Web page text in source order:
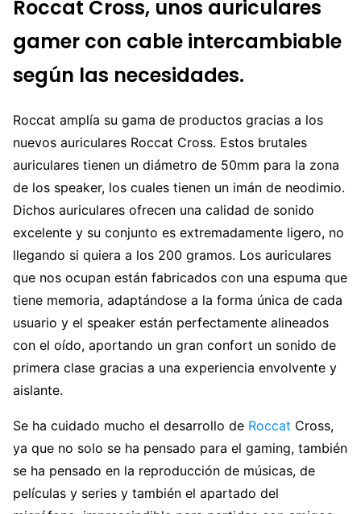
Roccat Cross, unos auriculares
gamer con cable intercambiable
según las necesidades.
Roccat amplía su gama de productos gracias a los
nuevos auriculares Roccat Cross. Estos brutales
auriculares tienen un diámetro de 50mm para la zona
de los speaker, los cuales tienen un imán de neodimio.
Dichos auriculares ofrecen una calidad de sonido
excelente y su conjunto es extremadamente ligero, no
llegando si quiera a los 200 gramos. Los auriculares
que nos ocupan están fabricados con una espuma que
tiene memoria, adaptándose a la forma única de cada
usuario y el speaker están perfectamente alineados
con el oído, aportando un gran confort un sonido de
primera clase gracias a una experiencia envolvente y
aislante.
Se ha cuidado mucho el desarrollo de Roccat Cross,
ya que no solo se ha pensado para el gaming, también
se ha pensado en la reproducción de músicas, de
películas y series y también el apartado del